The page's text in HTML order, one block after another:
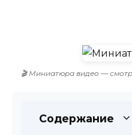
🎬 Миниатюра видео —
Содержание